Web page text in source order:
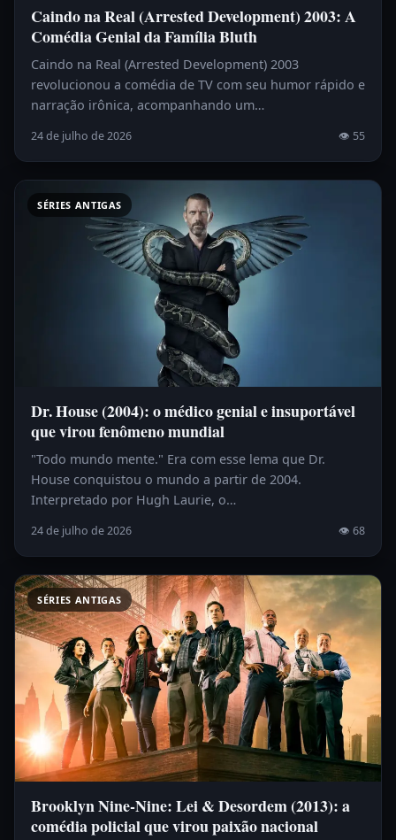
Caindo na Real (Arrested Development) 2003: A
Comédia Genial da Família Bluth
Caindo na Real (Arrested Development) 2003
revolucionou a comédia de TV com seu humor rápido e
narração irônica, acompanhando um…
24 de julho de 2026 👁 55
SÉRIES ANTIGAS
Dr. House (2004): o médico genial e insuportável
que virou fenômeno mundial
"Todo mundo mente." Era com esse lema que Dr.
House conquistou o mundo a partir de 2004.
Interpretado por Hugh Laurie, o…
24 de julho de 2026 👁 68
SÉRIES ANTIGAS
Brooklyn Nine-Nine: Lei & Desordem (2013): a
comédia policial que virou paixão nacional